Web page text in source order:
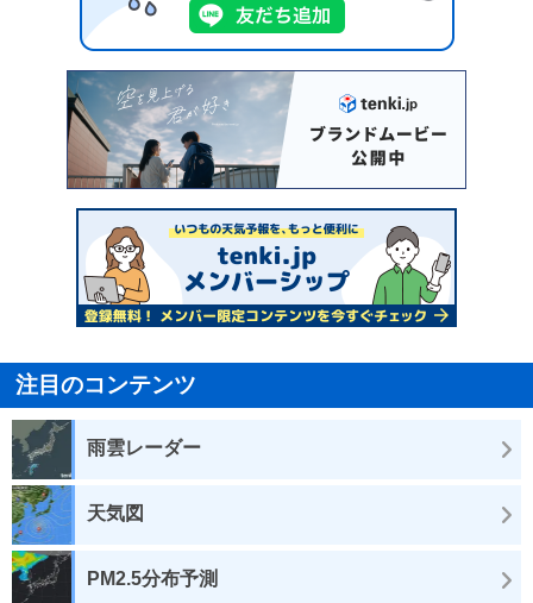
注目のコンテンツ
雨雲レーダー
天気図
PM2.5分布予測